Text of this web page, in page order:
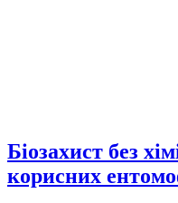
Біозахист без
корисних